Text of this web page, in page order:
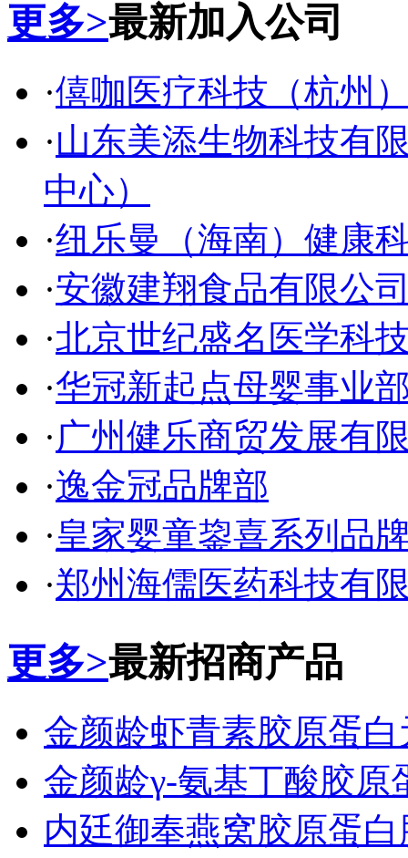
更多>最新加入公司
·僖咖医疗科技（杭州
·山东美添生物科技有
中心）
·纽乐曼（海南）健康
·安徽建翔食品有限公
·北京世纪盛名医学科
·华冠新起点母婴事业
·广州健乐商贸发展有
·逸金冠品牌部
·皇家婴童鋆喜系列品
·郑州海儒医药科技有
更多>最新招商产品
金颜龄虾青素胶原蛋
金颜龄γ-氨基丁酸胶原
内廷御奉燕窝胶原蛋